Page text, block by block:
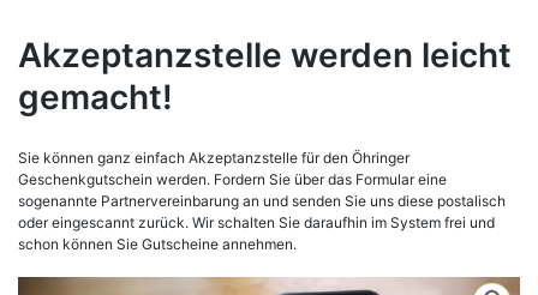
Akzeptanzstelle werden leicht
gemacht!
Sie können ganz einfach Akzeptanzstelle für den Öhringer
Geschenkgutschein werden. Fordern Sie über das Formular eine
sogenannte Partnervereinbarung an und senden Sie uns diese postalisch
oder eingescannt zurück. Wir schalten Sie daraufhin im System frei und
schon können Sie Gutscheine annehmen.